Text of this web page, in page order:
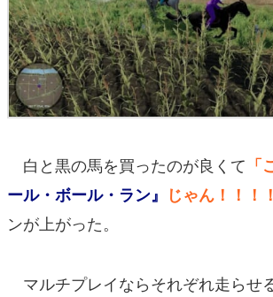
白と黒の馬を買ったのが良くて
ール・ボール・ラン』 じゃん！！！
ンが上がった。
マルチプレイならそれぞれ走らせ